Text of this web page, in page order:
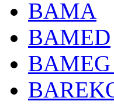
BAMA
BAMED
BAMEG